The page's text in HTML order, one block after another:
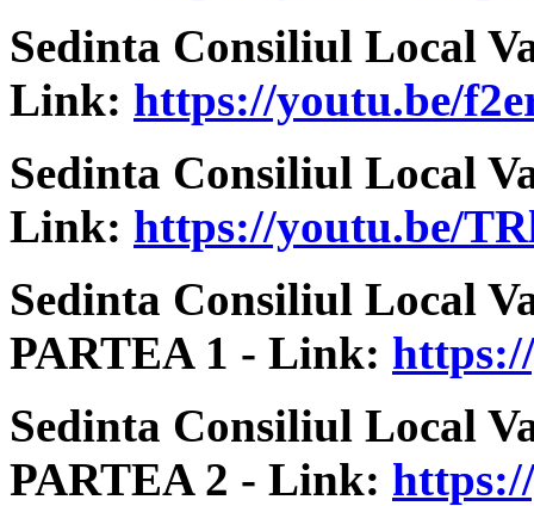
Sedinta Consiliul Local
Link: https://youtu.be/
Sedinta Consiliul Local
Link: https://youtu.be/
Sedinta Consiliul Local
PARTEA 1 - Link:
Sedinta Consiliul Local
PARTEA 2 - Link: